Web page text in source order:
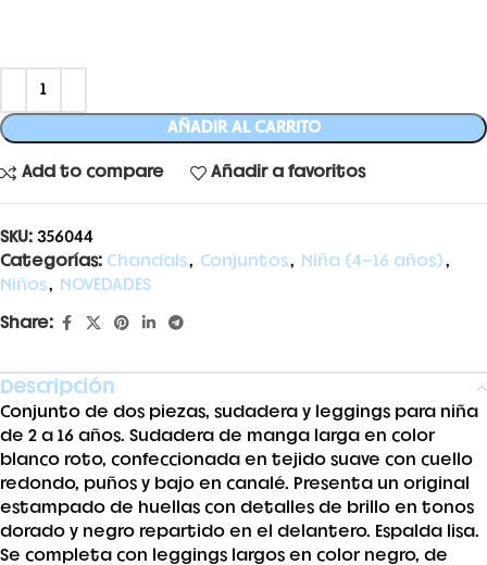
AÑADIR AL CARRITO
Add to compare Añadir a favoritos
SKU: 356044
Categorías: Chandals, Conjuntos, Niña (4-16 años),
Niños, NOVEDADES
Share:
Descripción
Conjunto de dos piezas, sudadera y leggings para niña
de 2 a 16 años. Sudadera de manga larga en color
blanco roto, confeccionada en tejido suave con cuello
redondo, puños y bajo en canalé. Presenta un original
estampado de huellas con detalles de brillo en tonos
dorado y negro repartido en el delantero. Espalda lisa.
Se completa con leggings largos en color negro, de